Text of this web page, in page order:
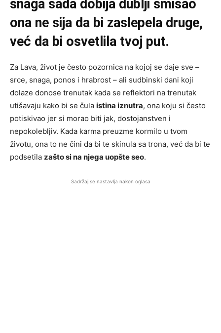
snaga sada dobija dublji smisao
ona ne sija da bi zaslepela druge,
već da bi osvetlila tvoj put.
Za Lava, život je često pozornica na kojoj se daje sve –
srce, snaga, ponos i hrabrost – ali sudbinski dani koji
dolaze donose trenutak kada se reflektori na trenutak
utišavaju kako bi se čula istina iznutra, ona koju si često
potiskivao jer si morao biti jak, dostojanstven i
nepokolebljiv. Kada karma preuzme kormilo u tvom
životu, ona to ne čini da bi te skinula sa trona, već da bi te
podsetila zašto si na njega uopšte seo.
Sadržaj se nastavlja nakon oglasa